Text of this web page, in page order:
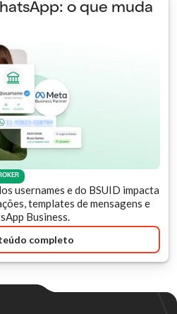
o que muda
usernames e do BSUID impacta
templates de mensagens e
Business.
completo